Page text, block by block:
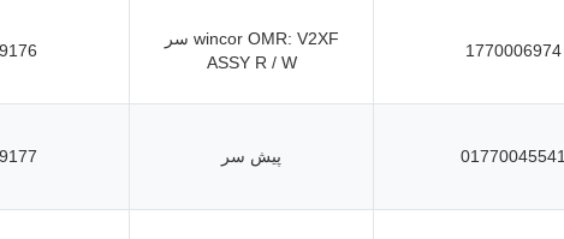
1770006974
wincor OMR: V2XF سر
ASSY R / W
01770045541 پیش سر